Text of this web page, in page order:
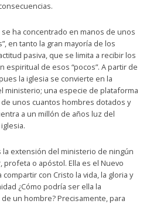
ha concentrado en manos de unos
en tanto la gran mayoría de los
pasiva, que se limita a recibir los
espiritual de esos “pocos”. A partir de
la iglesia se convierte en la
ministerio; una especie de plataforma
unos cuantos hombres dotados y
a un millón de años luz del
la extensión del ministerio de ningún
o apóstol. Ella es el Nuevo
con Cristo la vida, la gloria y
¿Cómo podría ser ella la
un hombre? Precisamente, para